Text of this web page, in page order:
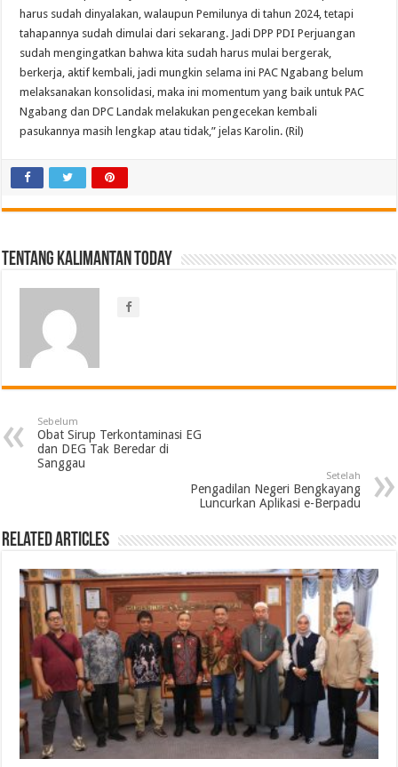
harus sudah dinyalakan, walaupun Pemilunya di tahun 2024, tetapi
tahapannya sudah dimulai dari sekarang. Jadi DPP PDI Perjuangan
sudah mengingatkan bahwa kita sudah harus mulai bergerak,
berkerja, aktif kembali, jadi mungkin selama ini PAC Ngabang belum
melaksanakan konsolidasi, maka ini momentum yang baik untuk PAC
Ngabang dan DPC Landak melakukan pengecekan kembali
pasukannya masih lengkap atau tidak,” jelas Karolin. (Ril)
Tentang Kalimantan Today
Sebelum
Obat Sirup Terkontaminasi EG
dan DEG Tak Beredar di
Sanggau
Setelah
Pengadilan Negeri Bengkayang
Luncurkan Aplikasi e-Berpadu
Related Articles